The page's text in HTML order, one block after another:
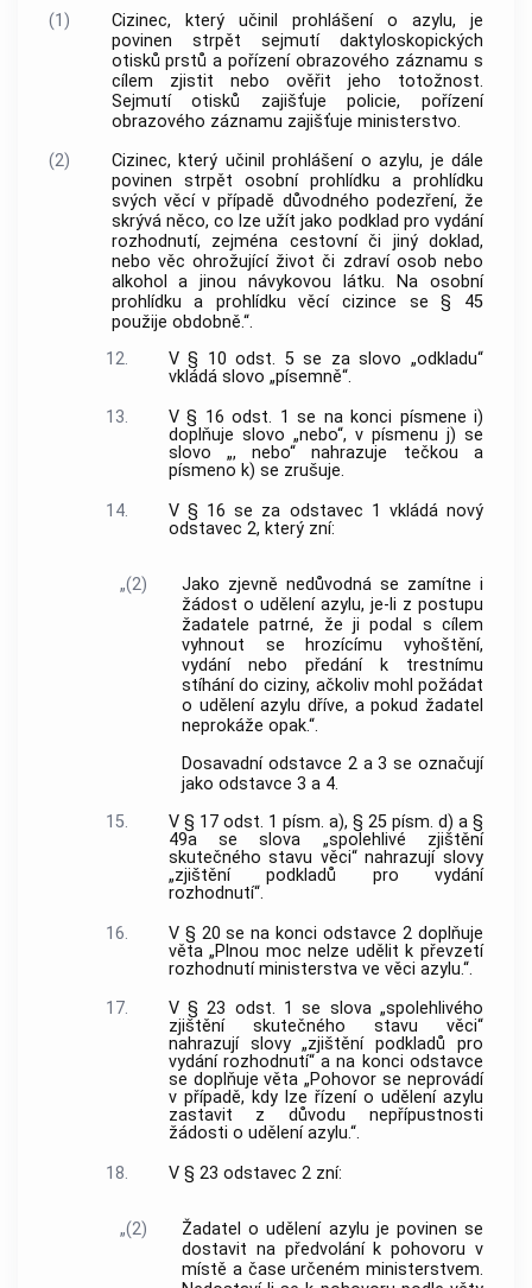
(1)
Cizinec, který učinil prohlášení o azylu, je
povinen strpět sejmutí daktyloskopických
otisků prstů a pořízení obrazového záznamu s
cílem zjistit nebo ověřit jeho totožnost.
Sejmutí otisků zajišťuje policie, pořízení
obrazového záznamu zajišťuje ministerstvo.
(2)
Cizinec, který učinil prohlášení o azylu, je dále
povinen strpět osobní prohlídku a prohlídku
svých věcí v případě důvodného podezření, že
skrývá něco, co lze užít jako podklad pro vydání
rozhodnutí, zejména cestovní či jiný doklad,
nebo věc ohrožující život či zdraví osob nebo
alkohol a jinou návykovou látku. Na osobní
prohlídku a prohlídku věcí cizince se § 45
použije obdobně.“.
12.
V § 10 odst. 5 se za slovo „odkladu“
vkládá slovo „písemně“.
13.
V § 16 odst. 1 se na konci písmene i)
doplňuje slovo „nebo“, v písmenu j) se
slovo „, nebo“ nahrazuje tečkou a
písmeno k) se zrušuje.
14.
V § 16 se za odstavec 1 vkládá nový
odstavec 2, který zní:
„(2)
Jako zjevně nedůvodná se zamítne i
žádost o udělení azylu, je-li z postupu
žadatele patrné, že ji podal s cílem
vyhnout se hrozícímu vyhoštění,
vydání nebo předání k trestnímu
stíhání do ciziny, ačkoliv mohl požádat
o udělení azylu dříve, a pokud žadatel
neprokáže opak.“.
Dosavadní odstavce 2 a 3 se označují
jako odstavce 3 a 4.
15.
V § 17 odst. 1 písm. a), § 25 písm. d) a §
49a se slova „spolehlivé zjištění
skutečného stavu věci“ nahrazují slovy
„zjištění podkladů pro vydání
rozhodnutí“.
16.
V § 20 se na konci odstavce 2 doplňuje
věta „Plnou moc nelze udělit k převzetí
rozhodnutí ministerstva ve věci azylu.“.
17.
V § 23 odst. 1 se slova „spolehlivého
zjištění skutečného stavu věci“
nahrazují slovy „zjištění podkladů pro
vydání rozhodnutí“ a na konci odstavce
se doplňuje věta „Pohovor se neprovádí
v případě, kdy lze řízení o udělení azylu
zastavit z důvodu nepřípustnosti
žádosti o udělení azylu.“.
18.
V § 23 odstavec 2 zní:
„(2)
Žadatel o udělení azylu je povinen se
dostavit na předvolání k pohovoru v
místě a čase určeném ministerstvem.